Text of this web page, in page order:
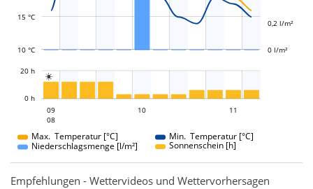
10 °C
15 °C
0 l/m²
0,2 l/m²

0 h
20 h
09
08
10 11
Max. Temperatur [°C]
Min. Temperatur [°C]
Niederschlagsmenge [l/m²]
Sonnenschein [h]
Empfehlungen - Wettervideos und Wettervorhersagen